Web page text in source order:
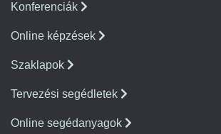
Konferenciák
Online képzések
Szaklapok
Tervezési segédletek
Online segédanyagok